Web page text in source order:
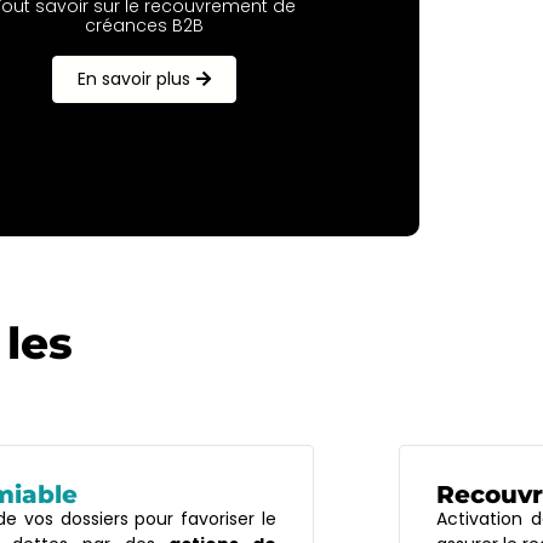
savoir sur le recouvrement de
créances B2B
En savoir plus
vos dossiers pour favoriser le
Activation